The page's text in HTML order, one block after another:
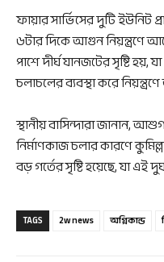
ফায়ার সার্ভিসের দুটি ইউনিট
৬টার দিকে আগুন নিয়ন্ত্রণে
পাশে দীর্ঘ যানজটের সৃষ্টি হয়,
চলাচলের ব্যবস্থা করে
স্থানীয় বাসিন্দারা জানান,
নির্মাণকাজ চলার কারণে
বড় গর্তের সৃষ্টি হয়েছে, যা এই
TAGS 2w news অগ্নিকান্ড